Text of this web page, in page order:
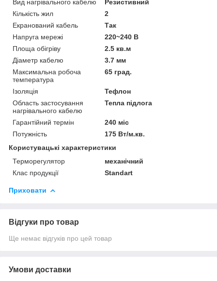
Вид нагрівального кабелю
Резистивний
Кількість жил
2
Екранований кабель
Так
Напруга мережі
220~240 В
Площа обігріву
2.5 кв.м
Діаметр кабелю
3.7 мм
Максимальна робоча
температура
65 град.
Ізоляція
Тефлон
Область застосування
нагрівального кабелю
Тепла підлога
Гарантійний термін
240 міс
Потужність
175 Вт/м.кв.
Користувацькі характеристики
Терморегулятор
механічний
Клас продукції
Standart
Приховати
Відгуки про товар
Ще немає відгуків про цей товар
Умови доставки